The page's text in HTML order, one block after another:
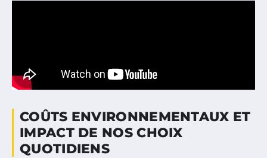
COÛTS ENVIRONNEMENTAUX ET
IMPACT DE NOS CHOIX
QUOTIDIENS